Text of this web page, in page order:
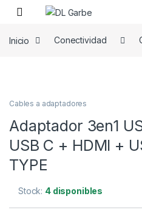
Inicio Conectividad
Cables a adaptadores
Adaptador 3en1
USB C + HDMI +
TYPE
Stock: 4 disponibles